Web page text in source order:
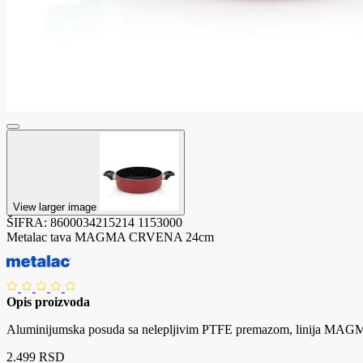
View larger image
ŠIFRA: 8600034215214 1153000
Metalac tava MAGMA CRVENA 24cm
Opis proizvoda
Aluminijumska posuda sa nelepljivim PTFE premazom, linija
2.499 RSD